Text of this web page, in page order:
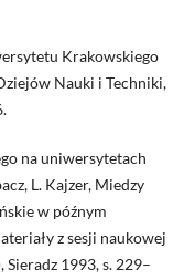
Krakowskiego
Nauki i Techniki,
na uniwersytetach
L. Kajzer, Miedzy
w późnym
z sesji naukowej
1993, s. 229–